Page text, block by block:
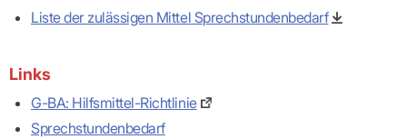
Liste der zulässigen Mittel Sprechstundenbedarf
Links
G-BA: Hilfsmittel-Richtlinie
Sprechstundenbedarf